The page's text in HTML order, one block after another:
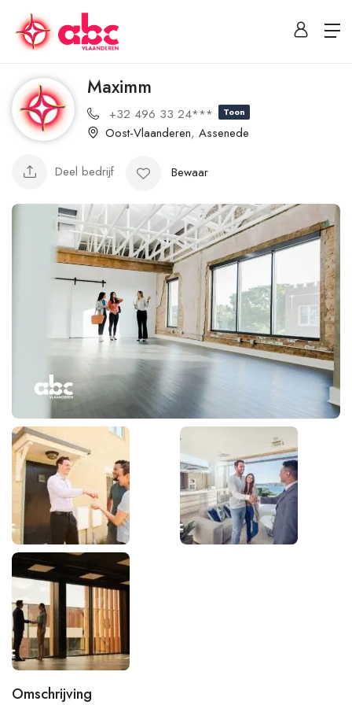
Maximm
+32 496 33 24*** Toon
Oost-Vlaanderen, Assenede
Deel bedrijf Bewaar
Omschrijving